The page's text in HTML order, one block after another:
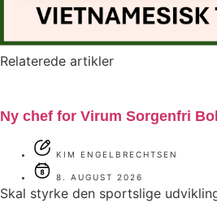
Relaterede artikler
Ny chef for Virum Sorgenfri
KIM ENGELBRECHTSEN
8. AUGUST 2026
Skal styrke den sportslige